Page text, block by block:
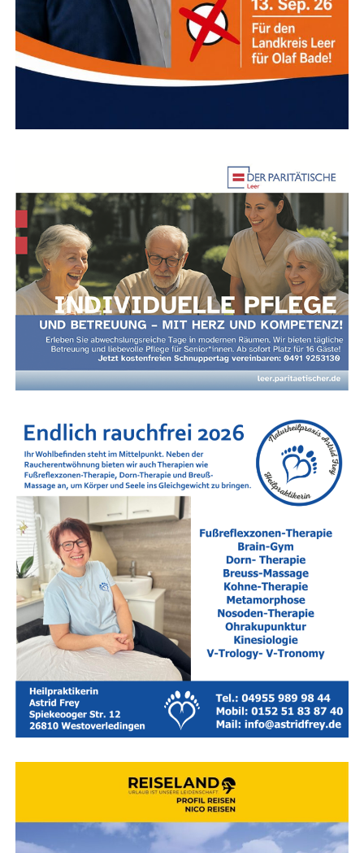
Tele­fon: 0491 9782–315
E‑Mail:Tomke.Hamer@Leer.de
Nach­hil­fe in Leer und im Land­kreis Leer